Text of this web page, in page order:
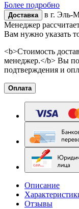
Более подробно
Доставка в г. Эль-
Менеджер
Вам нужно указать
<b>Стоимость
менеджер.</b> Вы
подтверждения и
Оплата
Описание
Отзывы